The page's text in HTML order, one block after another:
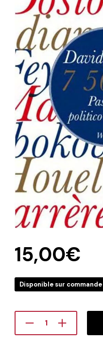
15,00€
Disponible sur commande